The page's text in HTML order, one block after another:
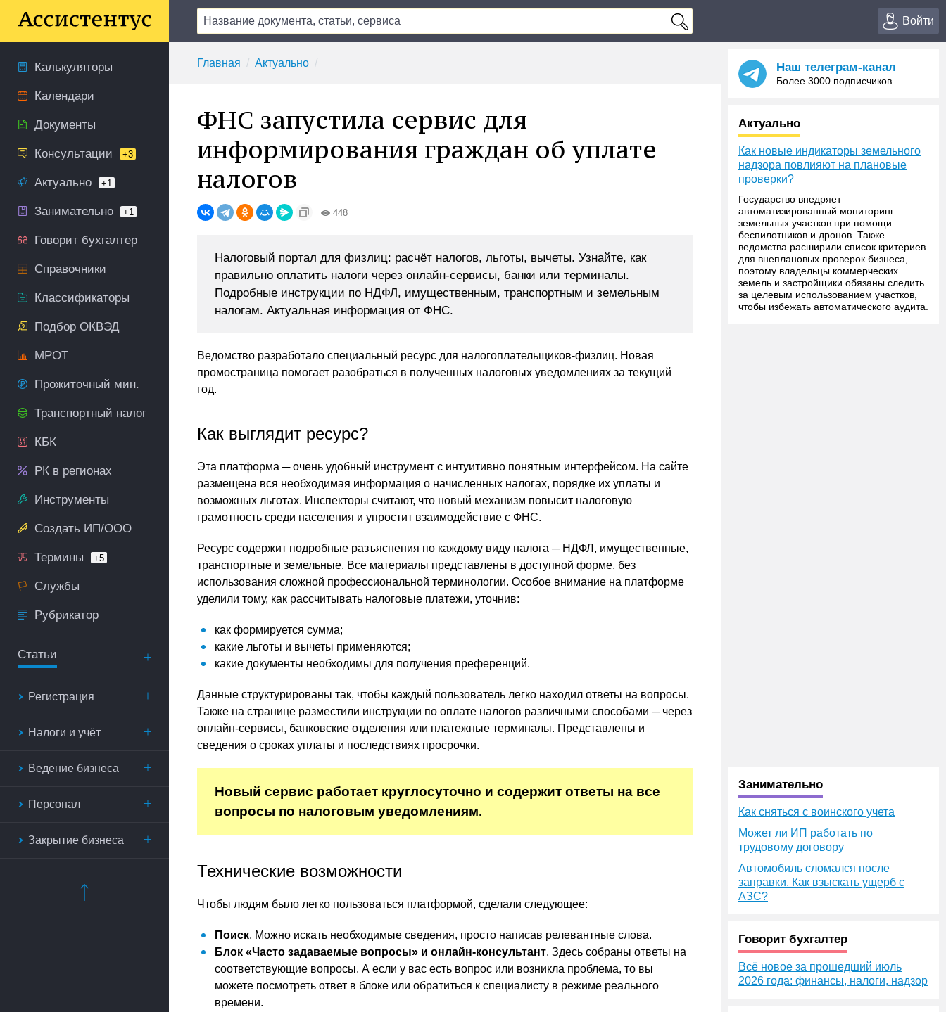
Войти
Калькуляторы
Календари
Документы
Консультации +3
Актуально +1
Занимательно +1
Говорит бухгалтер
Справочники
Классификаторы
Подбор ОКВЭД
МРОТ
Прожиточный мин.
Транспортный налог
КБК
РК в регионах
Инструменты
Создать ИП/ООО
Термины +5
Службы
Рубрикатор
Статьи
Регистрация
Налоги и учёт
Ведение бизнеса
Персонал
Закрытие бизнеса
Главная Актуально
ФНС запустила сервис для
информирования граждан об уплате
налогов
448
Налоговый портал для физлиц: расчёт налогов, льготы, вычеты. Узнайте, как
правильно оплатить налоги через онлайн-сервисы, банки или терминалы.
Подробные инструкции по НДФЛ, имущественным, транспортным и земельным
налогам. Актуальная информация от ФНС.
Ведомство разработало специальный ресурс для налогоплательщиков-физлиц. Новая
промостраница помогает разобраться в полученных налоговых уведомлениях за текущий
год.
Как выглядит ресурс?
Эта платформа ─ очень удобный инструмент с интуитивно понятным интерфейсом. На сайте
размещена вся необходимая информация о начисленных налогах, порядке их уплаты и
возможных льготах. Инспекторы считают, что новый механизм повысит налоговую
грамотность среди населения и упростит взаимодействие с ФНС.
Ресурс содержит подробные разъяснения по каждому виду налога ─ НДФЛ, имущественные,
транспортные и земельные. Все материалы представлены в доступной форме, без
использования сложной профессиональной терминологии. Особое внимание на платформе
уделили тому, как рассчитывать налоговые платежи, уточнив:
как формируется сумма;
какие льготы и вычеты применяются;
какие документы необходимы для получения преференций.
Данные структурированы так, чтобы каждый пользователь легко находил ответы на вопросы.
Также на странице разместили инструкции по оплате налогов различными способами ─ через
онлайн-сервисы, банковские отделения или платежные терминалы. Представлены и
сведения о сроках уплаты и последствиях просрочки.
Новый сервис работает круглосуточно и содержит ответы на все
вопросы по налоговым уведомлениям.
Технические возможности
Чтобы людям было легко пользоваться платформой, сделали следующее:
Поиск. Можно искать необходимые сведения, просто написав релевантные слова.
Блок «Часто задаваемые вопросы» и онлайн-консультант. Здесь собраны ответы на
соответствующие вопросы. А если у вас есть вопрос или возникла проблема, то вы
можете посмотреть ответ в блоке или обратиться к специалисту в режиме реального
времени.
Наш телеграм-канал
Более 3000 подписчиков
Актуально
Как новые индикаторы земельного
надзора повлияют на плановые
проверки?
Государство внедряет
автоматизированный мониторинг
земельных участков при помощи
беспилотников и дронов. Также
ведомства расширили список критериев
для внеплановых проверок бизнеса,
поэтому владельцы коммерческих
земель и застройщики обязаны следить
за целевым использованием участков,
чтобы избежать автоматического аудита.
Занимательно
Как сняться с воинского учета
Может ли ИП работать по
трудовому договору
Автомобиль сломался после
заправки. Как взыскать ущерб с
АЗС?
Говорит бухгалтер
Всё новое за прошедший июль
2026 года: финансы, налоги, надзор